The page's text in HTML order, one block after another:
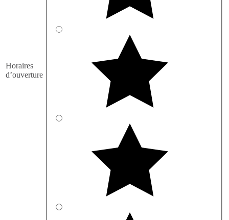
Horaires
d’ouverture